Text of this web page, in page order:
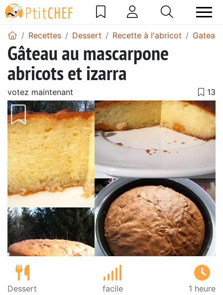
Recettes Dessert Recette à l'abricot
Gâteau au mascarpone
abricots et izarra
votez maintenant
Dessert facile 1 heure